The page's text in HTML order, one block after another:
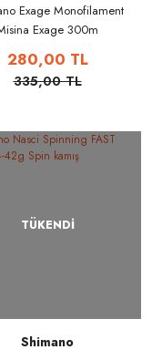
Exage Monofilament
Exage 300m
280,00 TL
335,00 TL
TÜKENDİ
Shimano